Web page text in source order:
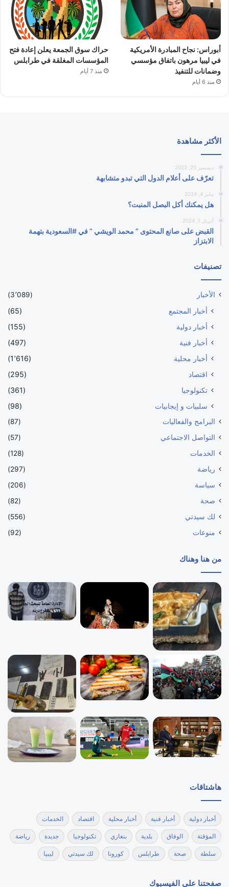
أبوراس: نجاح المبادرة الأمريكية
في ليبيا مرهون باتفاق مؤسسي
وضمانات للتنفيذ
منذ 6 أيام
حراك سوق الجمعة يعلن إعادة فتح
المؤسسات المغلقة في طرابلس
منذ 7 أيام
الأكثر مشاهدة
ديسمبر 20, 2023
تعرّف على أعلام الدول التي تبدو متشابهة
يناير 4, 2024
هل يمكنك أكل البصل المنبت؟
أبريل 1, 2024
القبض على صانع المحتوى ” محمد الويشي ” في #السعودية بتهمة
الابتزاز
تصنيفات
الأخبار (3٬089)
أخبار المجتمع
(65)
أخبار دولية
(155)
أخبار فنية
(497)
أخبار محلية
(1٬616)
اقتصاد
(295)
تكنولوجيا
(361)
سلبيات و إيجابيات
(98)
البرامج والفعاليات
(87)
التواصل الاجتماعي
(57)
الخدمات
(128)
رياضة
(297)
سياسة
(206)
صحة
(82)
لك سيدتي
(556)
منوعات
(92)
من هنا وهناك
هاشتاقات
أخبار دولية أخبار فنية أخبار محلية اقتصاد الخدمات
المؤقتة الوفاق بلدية بنغازي تكنولوجيا جديدة رياضة
سلطة صحة طرابلس كورونا لك سيدتي ليبيا
صفحتنا على الفيسبوك